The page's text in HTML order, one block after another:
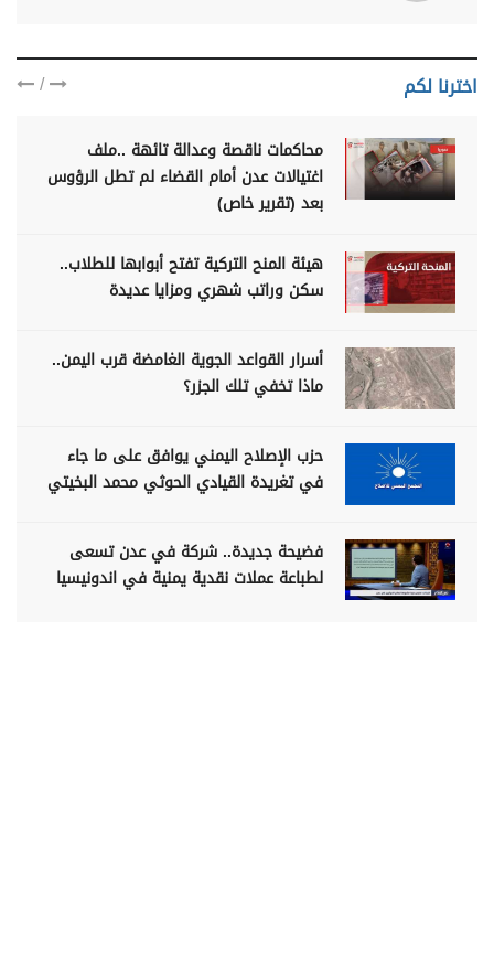
اخترنا لكم /
محاكمات ناقصة وعدالة تائهة ..ملف
اغتيالات عدن أمام القضاء لم تطل الرؤوس
بعد (تقرير خاص)
هيئة المنح التركية تفتح أبوابها للطلاب..
سكن وراتب شهري ومزايا عديدة
أسرار القواعد الجوية الغامضة قرب اليمن..
ماذا تخفي تلك الجزر؟
حزب الإصلاح اليمني يوافق على ما جاء
في تغريدة القيادي الحوثي محمد البخيتي
فضيحة جديدة.. شركة في عدن تسعى
لطباعة عملات نقدية يمنية في اندونيسيا